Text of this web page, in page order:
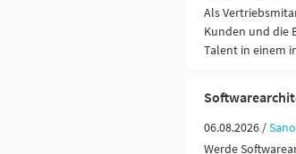
Als
Kunden und die
Talent in einem
06.08.2026 /
Werde